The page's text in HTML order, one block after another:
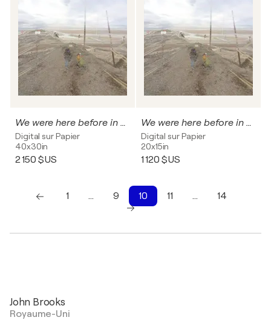
We were here before in another time.....
Digital sur Papier
40x30in
2 150 $US
We were here before in another time.....
Digital sur Papier
20x15in
1 120 $US
1 … 9 10 11 … 14
John Brooks
Royaume-Uni